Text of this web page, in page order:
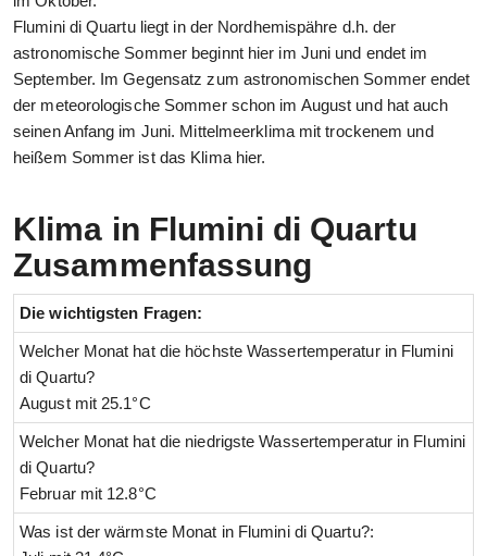
Flumini di Quartu liegt in der Nordhemispähre d.h. der
astronomische Sommer beginnt hier im Juni und endet im
September. Im Gegensatz zum astronomischen Sommer endet
der meteorologische Sommer schon im August und hat auch
seinen Anfang im Juni. Mittelmeerklima mit trockenem und
heißem Sommer ist das Klima hier.
Klima in Flumini di Quartu
Zusammenfassung
Die wichtigsten Fragen:
Welcher Monat hat die höchste Wassertemperatur in Flumini
di Quartu?
August mit 25.1°C
Welcher Monat hat die niedrigste Wassertemperatur in Flumini
di Quartu?
Februar mit 12.8°C
Was ist der wärmste Monat in Flumini di Quartu?: